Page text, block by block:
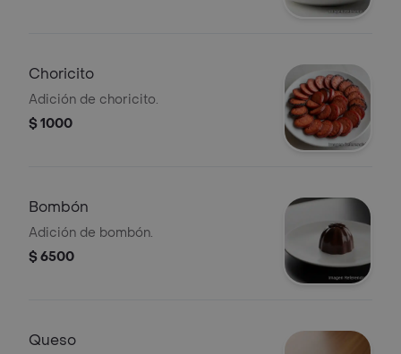
Choricito
Adición de choricito.
$ 1000
Bombón
Adición de bombón.
$ 6500
Queso